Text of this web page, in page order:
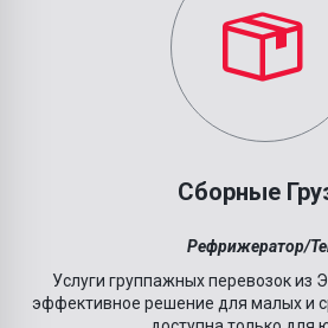
Сборные
Рефрижератор/
Услуги группажных перевозок из
эффективное решение для малых и